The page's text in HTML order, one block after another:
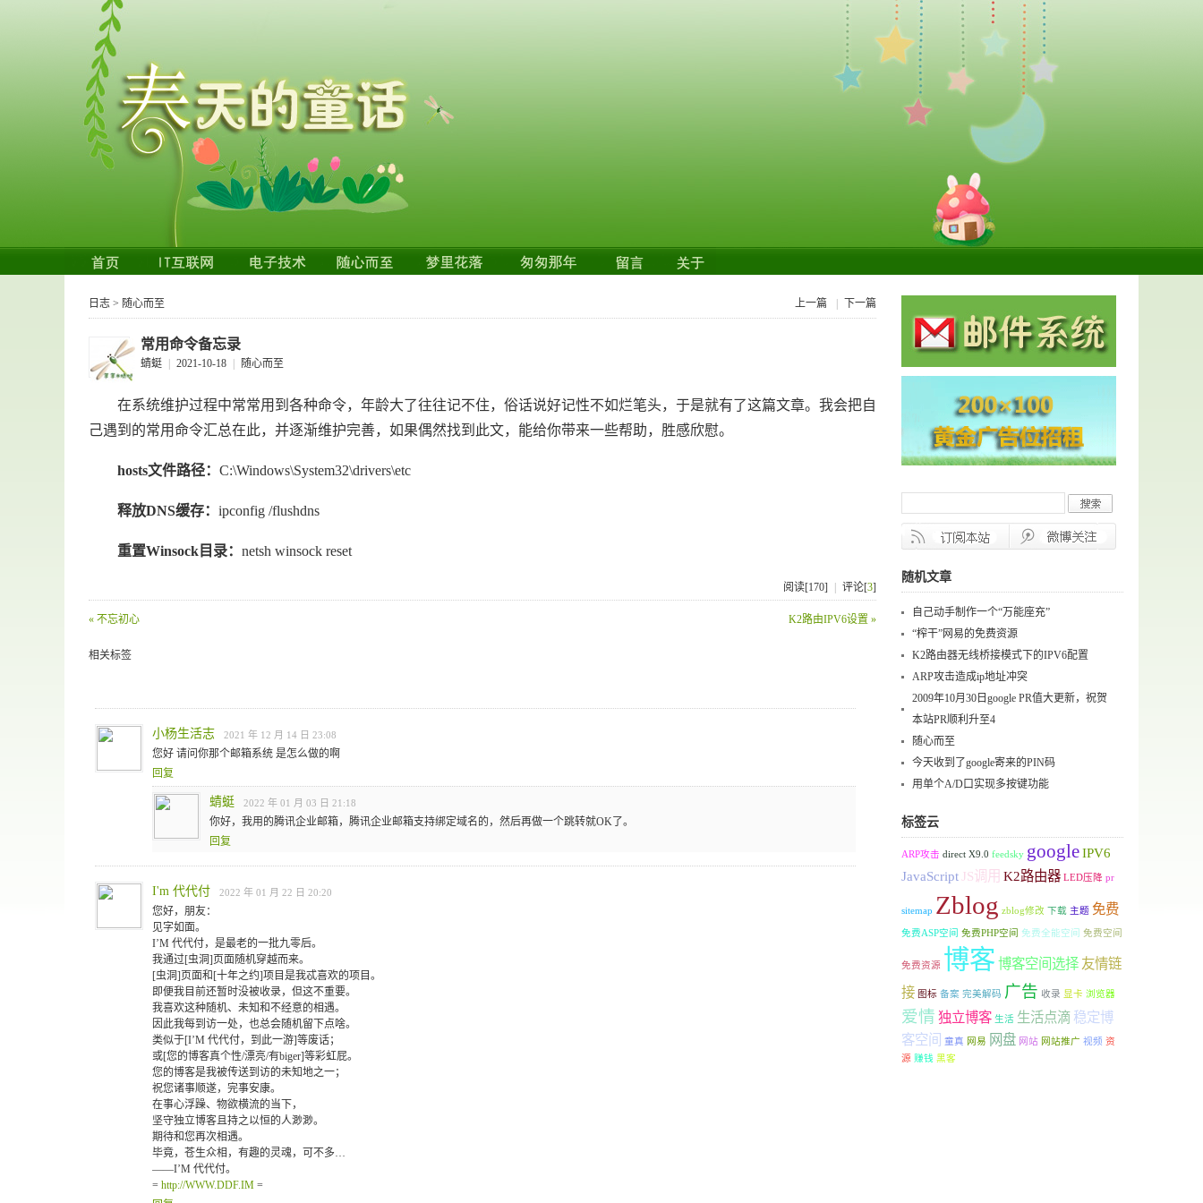
日志 > 随心而至 上一篇 下一篇
常用命令备忘录
蜻蜓 2021-10-18 随心而至
在系统维护过程中常常用到各种命令，年龄大了往往记不住，俗话说好记性不如烂笔头，于是就有了这篇文章。我会把自
己遇到的常用命令汇总在此，并逐渐维护完善，如果偶然找到此文，能给你带来一些帮助，胜感欣慰。
hosts文件路径： C:\Windows\System32\drivers\etc
释放DNS缓存： ipconfig /flushdns
重置Winsock目录： netsh winsock reset
阅读[170] 评论[3]
« 不忘初心 K2路由IPV6设置 »
相关标签
小杨生活志 2021 年 12 月 14 日 23:08
您好 请问你那个邮箱系统 是怎么做的啊
回复
蜻蜓 2022 年 01 月 03 日 21:18
你好，我用的腾讯企业邮箱，腾讯企业邮箱支持绑定域名的，然后再做一个跳转就OK了。
回复
I'm 代代付 2022 年 01 月 22 日 20:20
您好，朋友：
见字如面。
I’M 代代付，是最老的一批九零后。
我通过[虫洞]页面随机穿越而来。
[虫洞]页面和[十年之约]项目是我忒喜欢的项目。
即便我目前还暂时没被收录，但这不重要。
我喜欢这种随机、未知和不经意的相遇。
因此我每到访一处，也总会随机留下点啥。
类似于[I’M 代代付，到此一游]等废话；
或[您的博客真个性/漂亮/有biger]等彩虹屁。
您的博客是我被传送到访的未知地之一；
祝您诸事顺遂，完事安康。
在事心浮躁、物欲横流的当下，
坚守独立博客且持之以恒的人渺渺。
期待和您再次相遇。
毕竟，苍生众相，有趣的灵魂，可不多…
——I’M 代代付。
= http://WWW.DDF.IM =
随机文章
自己动手制作一个“万能座充”
“榨干”网易的免费资源
K2路由器无线桥接模式下的IPV6配置
ARP攻击造成ip地址冲突
2009年10月30日google PR值大更新，祝贺
本站PR顺利升至4
随心而至
今天收到了google寄来的PIN码
用单个A/D口实现多按键功能
标签云
ARP攻击 direct X9.0 feedsky googleIPV6
JavaScript JS调用 K2路由器 LED压降 pr
sitemap Zblog zblog修改 下载 主题 免费
免费ASP空间 免费PHP空间 免费全能空间 免费空间
免费资源 博客 博客空间选择 友情链
接 图标 备案 完美解码 广告 收录 显卡 浏览器
爱情 独立博客 生活 生活点滴 稳定博
客空间
童真 网易 网盘 网站 网站推广 视频 资
源 赚钱 黑客